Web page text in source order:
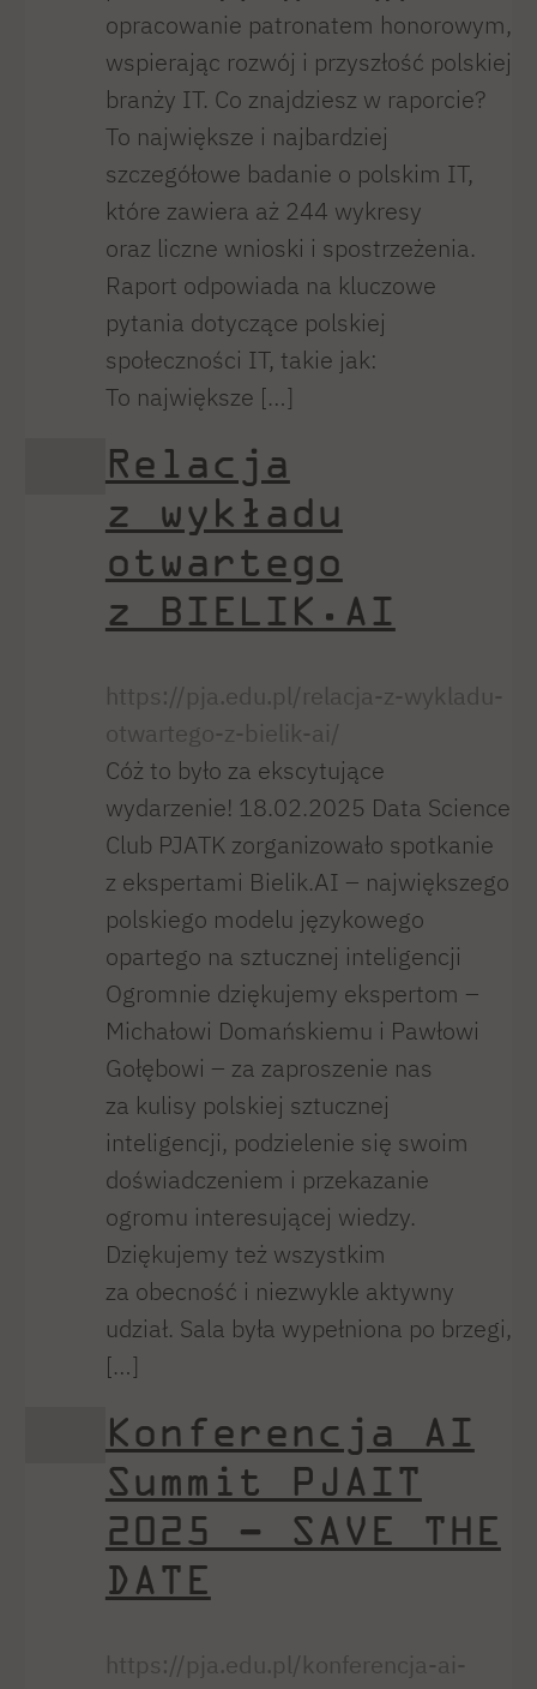
opracowanie patronatem honorowym,
wspierając rozwój i przyszłość polskiej
branży IT. Co znajdziesz w raporcie?
To największe i najbardziej
szczegółowe badanie o polskim IT,
które zawiera aż 244 wykresy
oraz liczne wnioski i spostrzeżenia.
Raport odpowiada na kluczowe
pytania dotyczące polskiej
społeczności IT, takie jak:
To największe […]
Relacja
z wykładu
otwartego
z BIELIK.AI
https://pja.edu.pl/relacja-z-wykladu-
otwartego-z-bielik-ai/
Cóż to było za ekscytujące
wydarzenie! 18.02.2025 Data Science
Club PJATK zorganizowało spotkanie
z ekspertami Bielik.AI – największego
polskiego modelu językowego
opartego na sztucznej inteligencji
Ogromnie dziękujemy ekspertom –
Michałowi Domańskiemu i Pawłowi
Gołębowi – za zaproszenie nas
za kulisy polskiej sztucznej
inteligencji, podzielenie się swoim
doświadczeniem i przekazanie
ogromu interesującej wiedzy.
Dziękujemy też wszystkim
za obecność i niezwykle aktywny
udział. Sala była wypełniona po brzegi,
[…]
Konferencja AI
Summit PJAIT
2025 – SAVE THE
DATE
https://pja.edu.pl/konferencja-ai-